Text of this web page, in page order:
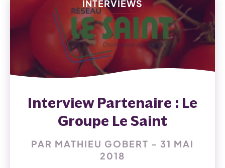
INTERVIEWS
Interview Partenaire : Le
Groupe Le Saint
PAR MATHIEU GOBERT - 31 MAI
2018